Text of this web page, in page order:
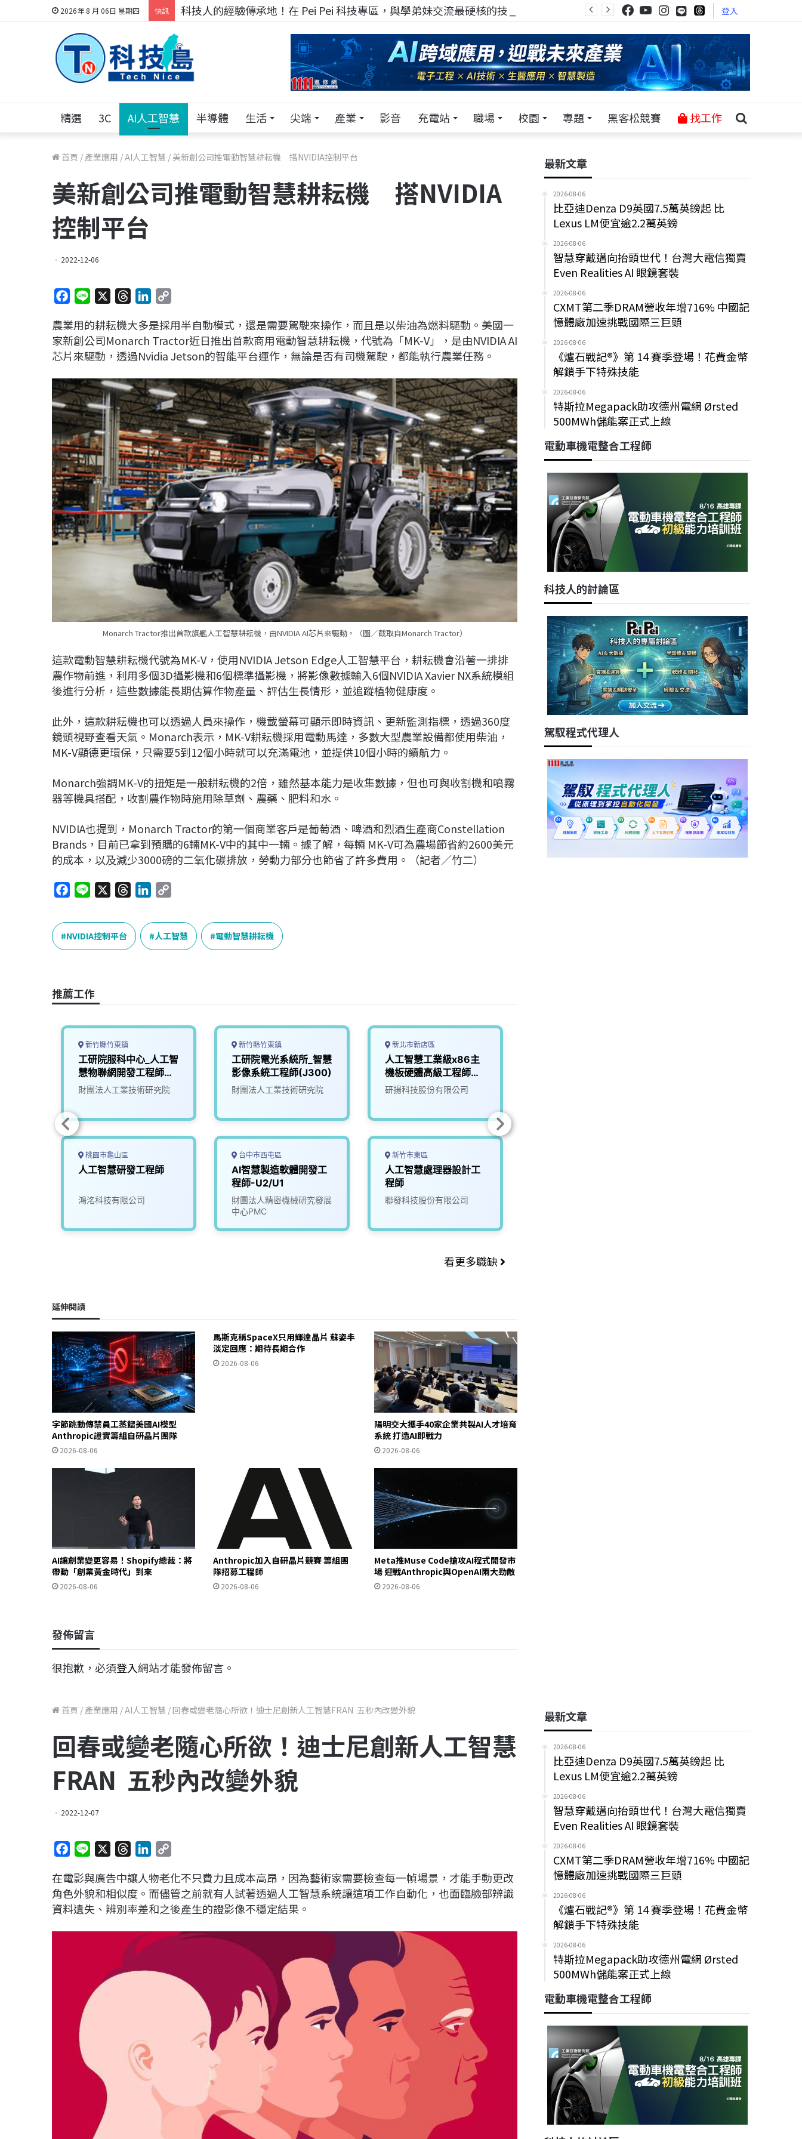
2026年 8 月 06日 星期四 快訊 科技人的經驗傳承地！在 Pei Pei 科技專區，與學弟妹交流最硬核的技術 登入
精選 3C AI人工智慧 半導體 生活 尖端 產業 影音 充電站 職場 校園 專題 黑客松競賽 找工作
首頁 / 產業應用 /AI人工智慧 / 美新創公司推電動智慧耕耘機 搭NVIDIA控制平台
美新創公司推電動智慧耕耘機 搭NVIDIA
控制平台
2022-12-06
c
e
b
o
k
n
e
r
e
a
s
n
k
e
I
n
p
y
L
n
k
農業用的耕耘機大多是採用半自動模式，還是需要駕駛來操作，而且是以柴油為燃料驅動。美國一
家新創公司Monarch Tractor近日推出首款商用電動智慧耕耘機，代號為「MK-V」，是由NVIDIA AI
芯片來驅動，透過Nvidia Jetson的智能平台運作，無論是否有司機駕駛，都能執行農業任務。
Monarch Tractor推出首款旗艦人工智慧耕耘機，由NVIDIA AI芯片來驅動。（圖／截取自Monarch Tractor）
這款電動智慧耕耘機代號為MK-V，使用NVIDIA Jetson Edge人工智慧平台，耕耘機會沿著一排排
農作物前進，利用多個3D攝影機和6個標準攝影機，將影像數據輸入6個NVIDIA Xavier NX系統模組
後進行分析，這些數據能長期估算作物產量、評估生長情形，並追蹤植物健康度。
此外，這款耕耘機也可以透過人員來操作，機載螢幕可顯示即時資訊、更新監測指標，透過360度
鏡頭視野查看天氣。Monarch表示，MK-V耕耘機採用電動馬達，多數大型農業設備都使用柴油，
MK-V顯德更環保，只需要5到12個小時就可以充滿電池，並提供10個小時的續航力。
Monarch強調MK-V的扭矩是一般耕耘機的2倍，雖然基本能力是收集數據，但也可與收割機和噴霧
器等機具搭配，收割農作物時施用除草劑、農藥、肥料和水。
NVIDIA也提到，Monarch Tractor的第一個商業客戶是葡萄酒、啤酒和烈酒生產商Constellation
Brands，目前已拿到預購的6輛MK-V中的其中一輛。據了解，每輛 MK-V可為農場節省約2600美元
的成本，以及減少3000磅的二氧化碳排放，勞動力部分也節省了許多費用。（記者／竹二）
c
e
b
k
n
e
e
a
n
k
e
p
y
L
NVIDIA控制平台 人工智慧 電動智慧耕耘機
推薦工作
新竹縣竹東鎮
工研院服科中心_人工智
慧物聯網開發工程師
(S300)
財團法人工業技術研究院
桃園市龜山區
人工智慧研發工程師
鴻洺科技有限公司
新竹縣竹東鎮
工研院電光系統所_智慧
影像系統工程師(J300)
財團法人工業技術研究院
台中市西屯區
AI智慧製造軟體開發工
程師-U2/U1
財團法人精密機械研究發展
中心PMC
新北市新店區
人工智慧工業級x86主
機板硬體高級工程師
(BXD)
研揚科技股份有限公司
新竹市東區
人工智慧處理器設計工
程師
聯發科技股份有限公司
看更多職缺
延伸閱讀
字節跳動傳禁員工蒸餾美國AI模型
Anthropic證實籌組自研晶片團隊
2026-08-06
馬斯克稱SpaceX只用輝達晶片 蘇姿丰
淡定回應：期待長期合作
2026-08-06
陽明交大攜手40家企業共製AI人才培育
系統 打造AI即戰力
2026-08-06
AI讓創業變更容易！Shopify總裁：將
帶動「創業黃金時代」到來
2026-08-06
Anthropic加入自研晶片競賽 籌組團
隊招募工程師
2026-08-06
Meta推Muse Code搶攻AI程式開發市
場 迎戰Anthropic與OpenAI兩大勁敵
2026-08-06
發佈留言
很抱歉，必須登入網站才能發佈留言。
最新文章
2026-08-06
比亞迪Denza D9英國7.5萬英鎊起 比
Lexus LM便宜逾2.2萬英鎊
2026-08-06
智慧穿戴邁向抬頭世代！台灣大電信獨賣
Even Realities AI 眼鏡套裝
2026-08-06
CXMT第二季DRAM營收年增716% 中國記
憶體廠加速挑戰國際三巨頭
2026-08-06
《爐石戰記®》第 14 賽季登場！花費金幣
解鎖手下特殊技能
2026-08-06
特斯拉Megapack助攻德州電網 Ørsted
500MWh儲能案正式上線
電動車機電整合工程師
科技人的討論區
駕馭程式代理人